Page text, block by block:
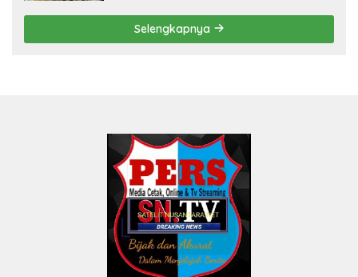
Selengkapnya